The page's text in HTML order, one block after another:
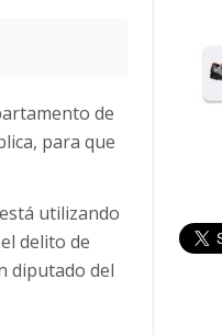
de
para que
utilizando
delito de
diputado del